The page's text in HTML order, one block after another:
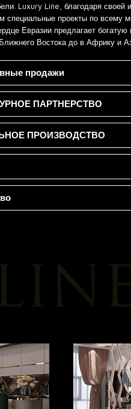
Luxury Line, благодаря своей
специальные проекты по всему
Евразии предлагает
Востока до в Африку и
продажи
ПАРТНЕРСТВО
ПРОИЗВОДСТВО